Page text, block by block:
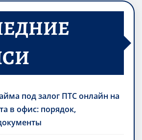
под залог ПТС онлайн на
в офис: порядок,